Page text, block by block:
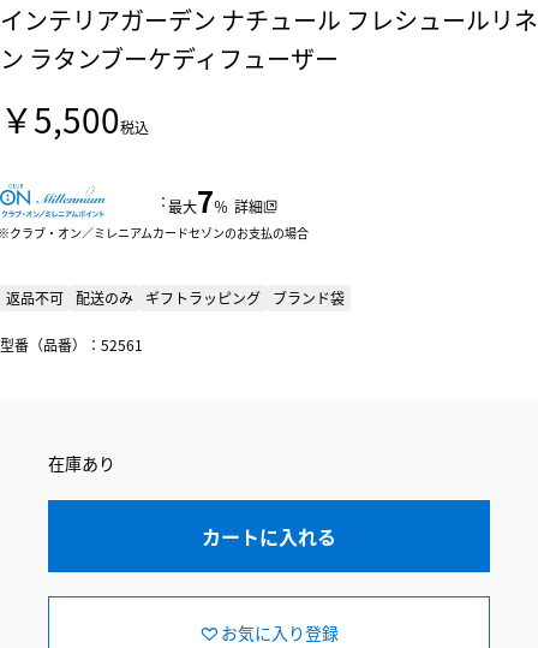
インテリアガーデン ナチュール フレシュールリネ
ン ラタンブーケディフューザー
￥5,500税込
：最大7％ 詳細
クラブ・オン／ミレニアムカードセゾンのお支払の場合
返品不可 配送のみ ギフトラッピング ブランド袋
型番（品番）：52561
在庫あり
カートに入れる
お気に入り登録